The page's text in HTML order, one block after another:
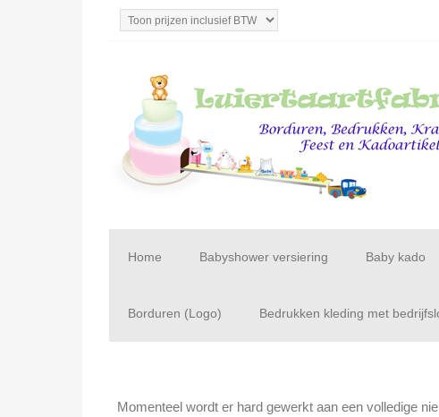
Home Babyshower versiering Baby kado
Borduren (Logo) Bedrukken kleding met
Momenteel wordt er hard gewerkt aan een volledige